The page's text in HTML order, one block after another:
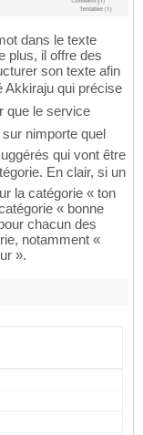
dans le texte
plus, il offre des
son texte afin
Akkiraju qui précise
que le service
nimporte quel
qui vont être
En clair, si un
la catégorie « ton
« bonne
chacun des
notamment «
».